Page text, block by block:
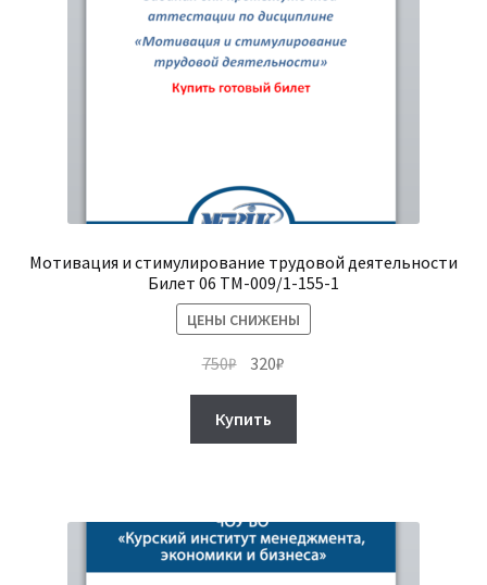
Мотивация и стимулирование трудовой деятельности
Билет 06 ТМ-009/1-155-1
ЦЕНЫ СНИЖЕНЫ
750₽ Первоначальная
цена
составляла
750₽.
320₽
цена:
Купить